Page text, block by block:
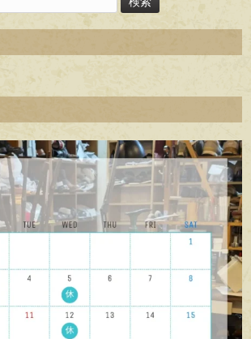
apego_handmade_shoemaker
8月 6